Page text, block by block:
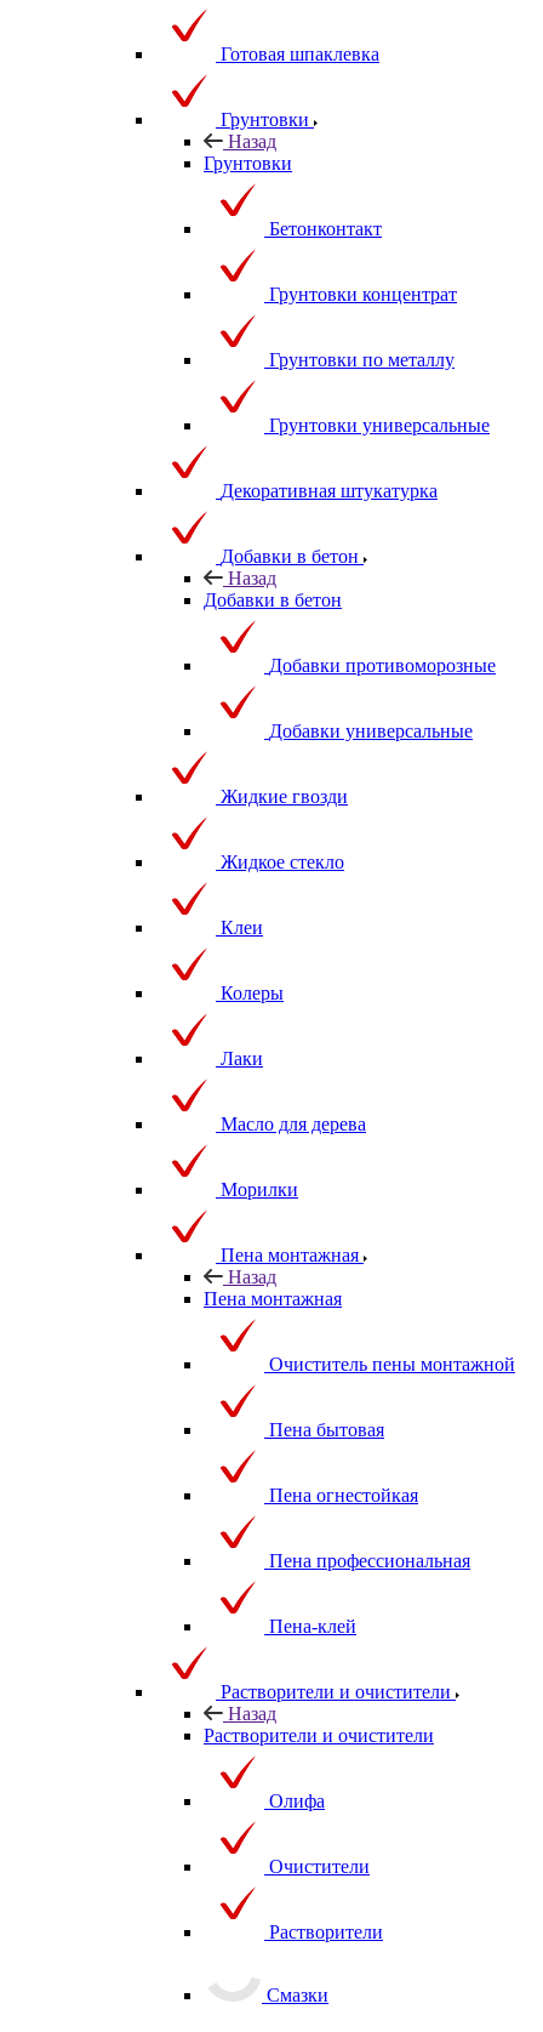
Готовая шпаклевка
Грунтовки
Назад
Грунтовки
Бетонконтакт
Грунтовки концентрат
Грунтовки по металлу
Грунтовки универсальные
Декоративная штукатурка
Добавки в бетон
Назад
Добавки в бетон
Добавки противоморозные
Добавки универсальные
Жидкие гвозди
Жидкое стекло
Клеи
Колеры
Лаки
Масло для дерева
Морилки
Пена монтажная
Назад
Пена монтажная
Очиститель пены монтажной
Пена бытовая
Пена огнестойкая
Пена профессиональная
Пена-клей
Растворители и очистители
Назад
Растворители и очистители
Олифа
Очистители
Растворители
Смазки